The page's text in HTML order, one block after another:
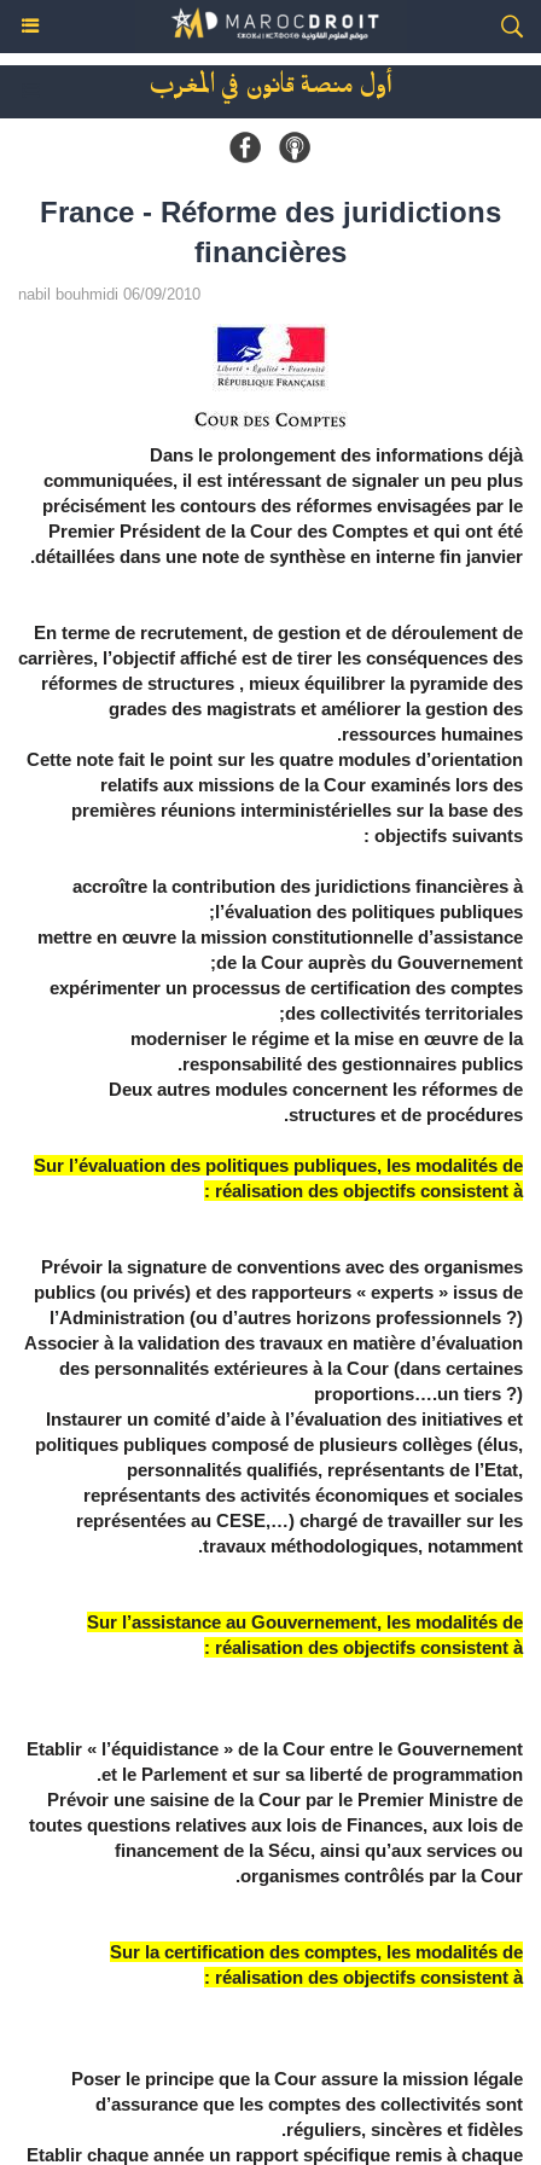
أول منصة قانون في المغرب
France - Réforme des juridictions
financières
nabil bouhmidi 06/09/2010
Dans le prolongement des informations déjà
communiquées, il est intéressant de signaler un peu plus
précisément les contours des réformes envisagées par le
Premier Président de la Cour des Comptes et qui ont été
détaillées dans une note de synthèse en interne fin janvier.
En terme de recrutement, de gestion et de déroulement de
carrières, l’objectif affiché est de tirer les conséquences des
réformes de structures , mieux équilibrer la pyramide des
grades des magistrats et améliorer la gestion des
ressources humaines.
Cette note fait le point sur les quatre modules d’orientation
relatifs aux missions de la Cour examinés lors des
premières réunions interministérielles sur la base des
objectifs suivants :
accroître la contribution des juridictions financières à
l’évaluation des politiques publiques;
mettre en œuvre la mission constitutionnelle d’assistance
de la Cour auprès du Gouvernement;
expérimenter un processus de certification des comptes
des collectivités territoriales;
moderniser le régime et la mise en œuvre de la
responsabilité des gestionnaires publics.
Deux autres modules concernent les réformes de
structures et de procédures.
Sur l’évaluation des politiques publiques, les modalités de
réalisation des objectifs consistent à :
Prévoir la signature de conventions avec des organismes
publics (ou privés) et des rapporteurs « experts » issus de
l’Administration (ou d’autres horizons professionnels ?)
Associer à la validation des travaux en matière d’évaluation
des personnalités extérieures à la Cour (dans certaines
proportions….un tiers ?)
Instaurer un comité d’aide à l’évaluation des initiatives et
politiques publiques composé de plusieurs collèges (élus,
personnalités qualifiés, représentants de l’Etat,
représentants des activités économiques et sociales
représentées au CESE,…) chargé de travailler sur les
travaux méthodologiques, notamment.
Sur l’assistance au Gouvernement, les modalités de
réalisation des objectifs consistent à :
Etablir « l’équidistance » de la Cour entre le Gouvernement
et le Parlement et sur sa liberté de programmation.
Prévoir une saisine de la Cour par le Premier Ministre de
toutes questions relatives aux lois de Finances, aux lois de
financement de la Sécu, ainsi qu’aux services ou
organismes contrôlés par la Cour.
Sur la certification des comptes, les modalités de
réalisation des objectifs consistent à :
Poser le principe que la Cour assure la mission légale
d’assurance que les comptes des collectivités sont
réguliers, sincères et fidèles.
Etablir chaque année un rapport spécifique remis à chaque